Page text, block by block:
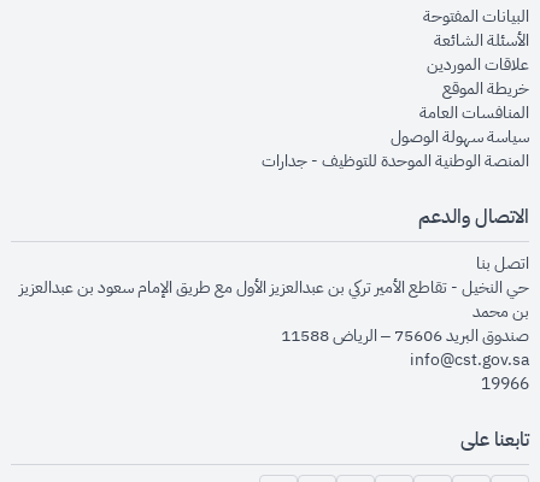
البيانات المفتوحةopens in new window
الأسئلة الشائعةopens in new window
علاقات الموردينopens in new window
خريطة الموقعopens in new window
المنافسات العامةopens in new window
سياسة سهولة الوصولopens in new window
المنصة الوطنية الموحدة للتوظيف - جداراتopens in new window
الاتصال والدعم
اتصل بنا
حي النخيل - تقاطع الأمير تركي بن عبدالعزيز الأول مع طريق الإمام سعود بن عبدالعزيز
بن محمد
صندوق البريد 75606 – الرياض 11588
info@cst.gov.sa
19966
تابعنا على